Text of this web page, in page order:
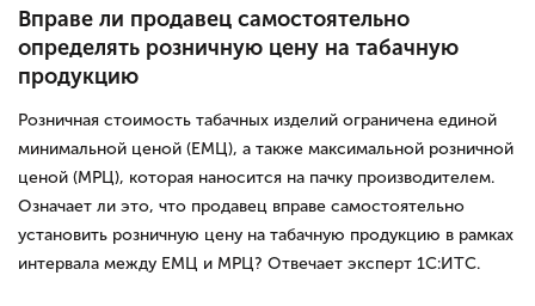
Вправе ли продавец самостоятельно
определять розничную цену на табачную
продукцию
Розничная стоимость табачных изделий ограничена единой
минимальной ценой (ЕМЦ), а также максимальной розничной
ценой (МРЦ), которая наносится на пачку производителем.
Означает ли это, что продавец вправе самостоятельно
установить розничную цену на табачную продукцию в рамках
интервала между ЕМЦ и МРЦ? Отвечает эксперт 1С:ИТС.